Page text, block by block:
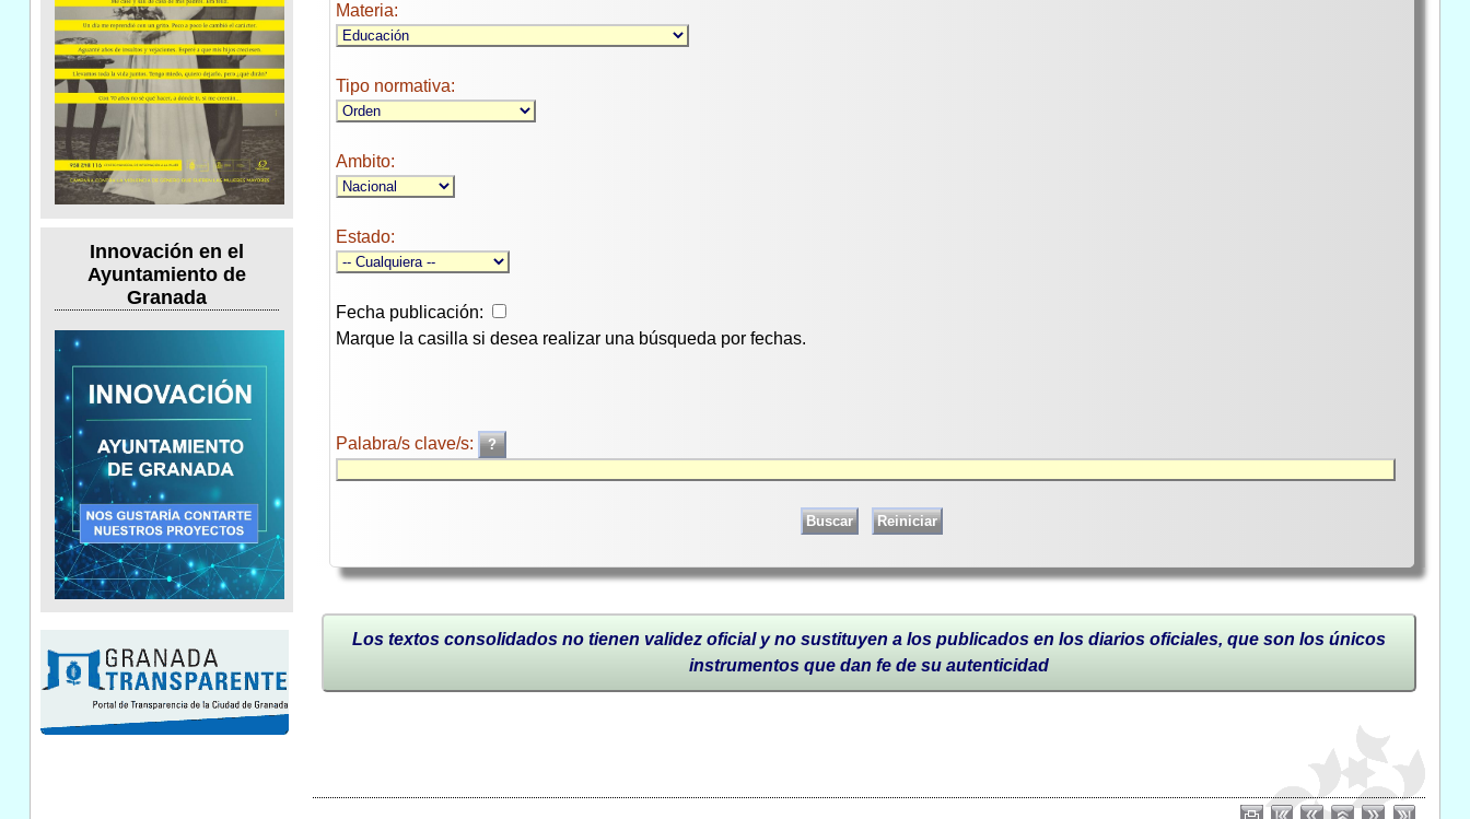
Innovación en el
Ayuntamiento de
Granada
Materia:
Tipo normativa:
Ambito:
Estado:
Fecha publicación:
Marque la casilla si desea realizar una búsqueda por fechas.
Palabra/s clave/s:
Los textos consolidados no tienen validez oficial y no sustituyen a los publicados en los diarios oficiales, que son los únicos
instrumentos que dan fe de su autenticidad